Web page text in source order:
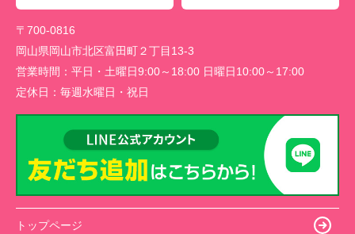
〒700-0816
岡山県岡山市北区富田町２丁目13-3
営業時間： 平日・土曜日9:00～18:00 日曜日10:00～17:00
定休日： 毎週水曜日・祝日
トップページ